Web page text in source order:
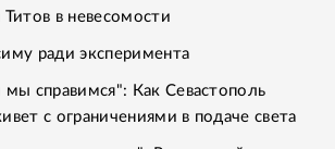
в невесомости
ради эксперимента
мы справимся": Как Севастополь
с ограничениями в подаче света